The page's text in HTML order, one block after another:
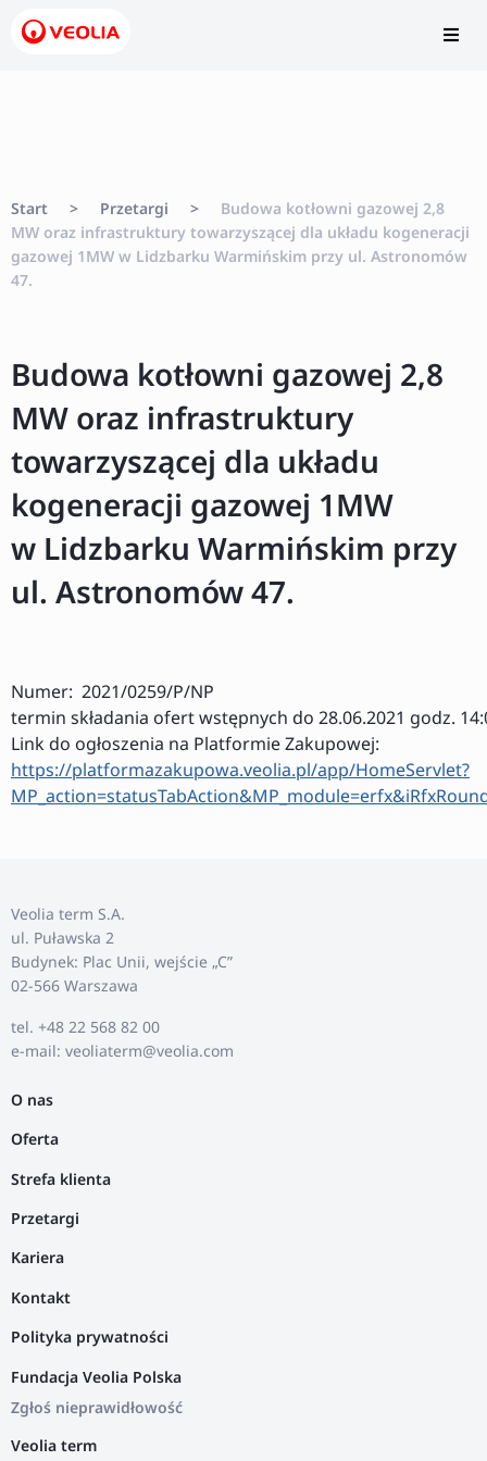
Start > Przetargi >
Budowa kotłowni gazowej 2,8
MW oraz infrastruktury towarzyszącej dla układu kogeneracji
gazowej 1MW w Lidzbarku Warmińskim przy ul. Astronomów
47.
Budowa kotłowni gazowej 2,8
MW oraz infrastruktury
towarzyszącej dla układu
kogeneracji gazowej 1MW
w Lidzbarku Warmińskim przy
ul. Astronomów 47.
Numer: 2021/0259/P/NP
termin składania ofert wstępnych do 28.06.2021 godz.
Link do ogłoszenia na Platformie Zakupowej:
https://platformazakupowa.veolia.pl/app/HomeServlet?
Veolia term S.A.
ul. Puławska 2
Budynek: Plac Unii, wejście „C”
02-566 Warszawa
tel. +48 22 568 82 00
e-mail: veoliaterm@veolia.com
O nas
Oferta
Strefa klienta
Przetargi
Kariera
Kontakt
Polityka prywatności
Fundacja Veolia Polska
Zgłoś nieprawidłowość
Veolia term